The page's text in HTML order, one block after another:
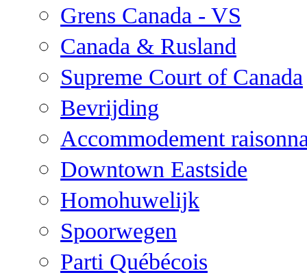
Grens Canada - VS
Canada & Rusland
Supreme Court of Canada
Bevrijding
Accommodement
Downtown Eastside
Homohuwelijk
Spoorwegen
Parti Québécois